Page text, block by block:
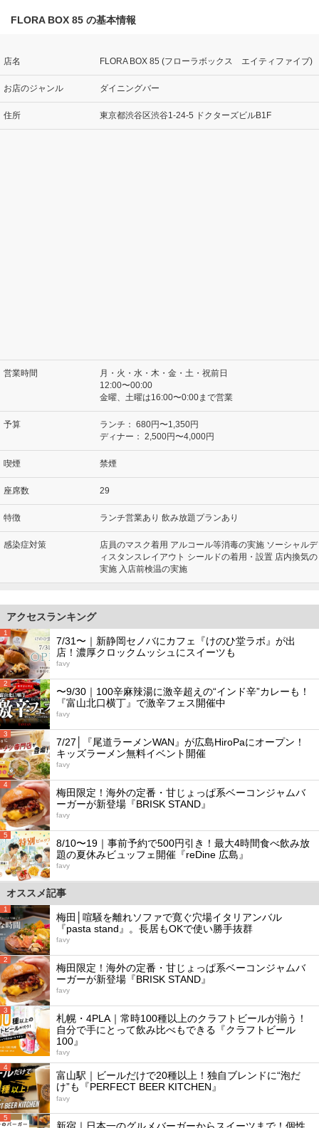
FLORA BOX 85 の基本情報
店名 FLORA BOX 85 (フローラボックス エイティファイブ)
お店のジャンル ダイニングバー
住所 東京都渋谷区渋谷1-24-5 ドクターズビルB1F
営業時間
月・火・水・木・金・土・祝前日
12:00〜00:00
金曜、土曜は16:00〜0:00まで営業
予算 ランチ： 680円〜1,350円
ディナー： 2,500円〜4,000円
喫煙 禁煙
座席数 29
特徴 ランチ営業あり 飲み放題プランあり
感染症対策
店員のマスク着用 アルコール等消毒の実施 ソーシャルデ
ィスタンスレイアウト シールドの着用・設置 店内換気の
実施 入店前検温の実施
アクセスランキング
1
7/31〜｜新静岡セノバにカフェ『けのひ堂ラボ』が出
店！濃厚クロックムッシュにスイーツも
favy
2
〜9/30｜100辛麻辣湯に激辛超えの“インド辛”カレーも！
『富山北口横丁』で激辛フェス開催中
favy
3
7/27│『尾道ラーメンWAN』が広島HiroPaにオープン！
キッズラーメン無料イベント開催
favy
4
梅田限定！海外の定番・甘じょっぱ系ベーコンジャムバ
ーガーが新登場『BRISK STAND』
favy
5
8/10〜19｜事前予約で500円引き！最大4時間食べ飲み放
題の夏休みビュッフェ開催『reDine 広島』
favy
オススメ記事
1
梅田│喧騒を離れソファで寛ぐ穴場イタリアンバル
『pasta stand』。長居もOKで使い勝手抜群
favy
2
梅田限定！海外の定番・甘じょっぱ系ベーコンジャムバ
ーガーが新登場『BRISK STAND』
favy
3
札幌・4PLA｜常時100種以上のクラフトビールが揃う！
自分で手にとって飲み比べもできる『クラフトビール
100』
favy
4
富山駅｜ビールだけで20種以上！独自ブレンドに“泡だ
け”も『PERFECT BEER KITCHEN』
favy
5